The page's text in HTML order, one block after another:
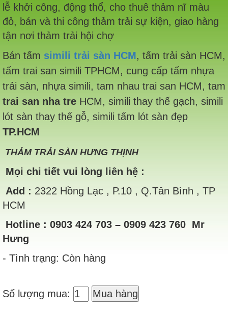
lễ khởi công, động thổ, cho thuê thảm nĩ màu
đỏ, bán và thi công thảm trải sự kiện, giao hàng
tận nơi thảm trải hội chợ
Bán tấm simili trải sàn HCM, tấm trải sàn HCM,
tấm trai san simili TPHCM, cung cấp tấm nhựa
trải sàn, nhựa simili, tam nhau trai san HCM, tam
trai san nha tre HCM, simili thay thế gạch, simili
lót sàn thay thế gỗ, simili tấm lót sàn đẹp
TP.HCM
THẢM TRẢI SÀN HƯNG THỊNH
Mọi chi tiết vui lòng liên hệ :
Add : 2322 Hồng Lạc , P.10 , Q.Tân Bình , TP
HCM
Hotline : 0903 424 703 – 0909 423 760 Mr
Hưng
- Tình trạng: Còn hàng
Số lượng mua: Mua hàng